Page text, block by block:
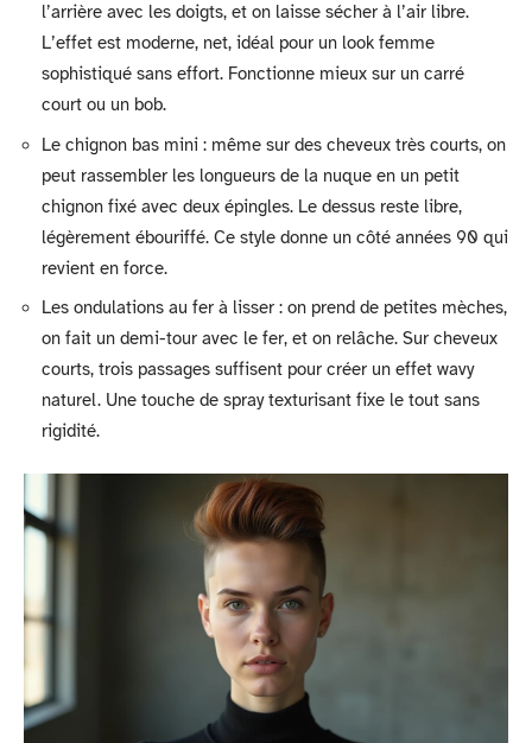
l’arrière avec les doigts, et on laisse sécher à l’air libre.
L’effet est moderne, net, idéal pour un look femme
sophistiqué sans effort. Fonctionne mieux sur un carré
court ou un bob.
Le chignon bas mini : même sur des cheveux très courts, on
peut rassembler les longueurs de la nuque en un petit
chignon fixé avec deux épingles. Le dessus reste libre,
légèrement ébouriffé. Ce style donne un côté années 90 qui
revient en force.
Les ondulations au fer à lisser : on prend de petites mèches,
on fait un demi-tour avec le fer, et on relâche. Sur cheveux
courts, trois passages suffisent pour créer un effet wavy
naturel. Une touche de spray texturisant fixe le tout sans
rigidité.